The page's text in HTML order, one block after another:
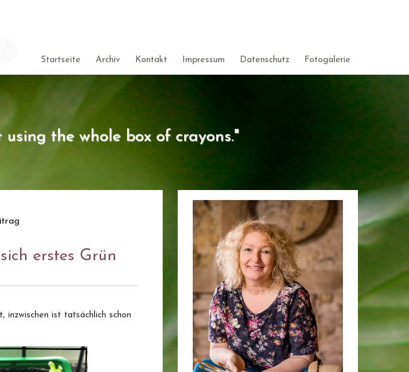
Startseite Archiv Kontakt Impressum Datenschutz Fotogalerie
the whole box of crayons."
erstes Grün
inzwischen ist tatsächlich schon